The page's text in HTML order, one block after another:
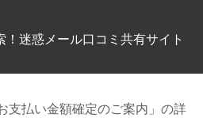
迷惑メール口コミ共有サイト
支払い金額確定のご案内」の詳